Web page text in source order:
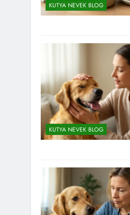
KUTYA NEVEK BLOG
KUTYA NEVEK BLOG